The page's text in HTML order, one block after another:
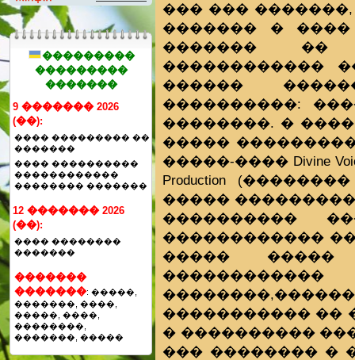
���������
���������
�������
9 ������� 2026
(��):
���� ��������� ��
�������
���� ����������
������������
�������� �������
12 ������� 2026
(��):
���� ��������
�������
�������
�������: �����,
�������, ����,
�����, ����,
��������,
�������, �����
��� ���
������� �
������� ��
������������
������
����������:
��������. �
�����
�����-���� Divine
Production
�����
����������
������������
����� �����
����������� ��
� ����������
��� �������� �